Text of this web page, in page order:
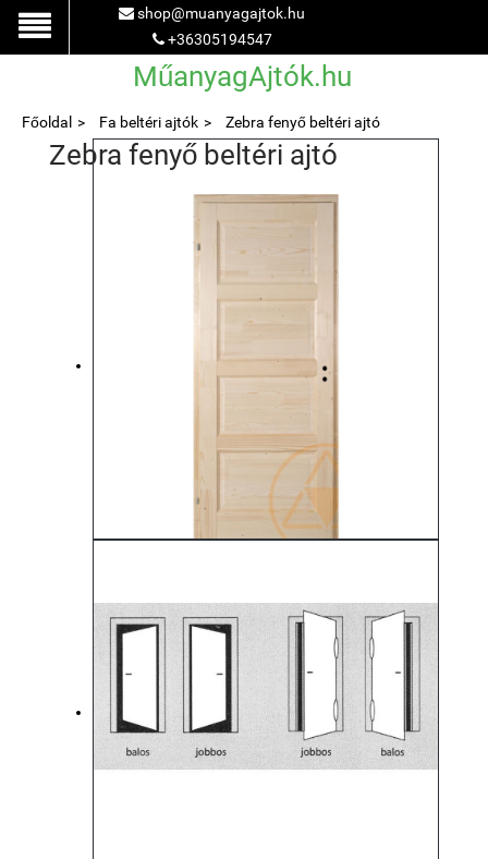
shop@muanyagajtok.hu
+36305194547
MűanyagAjtók.hu
Főoldal Fa beltéri ajtók Zebra fenyő beltéri ajtó
Zebra fenyő beltéri ajtó